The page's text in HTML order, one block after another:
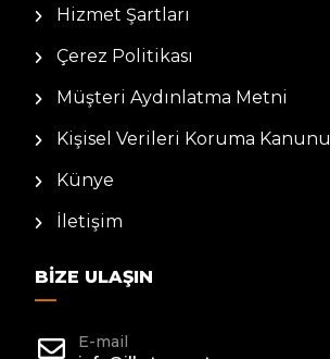
Hizmet Şartları
Çerez Politikası
Müşteri Aydınlatma Metni
Kişisel Verileri Koruma Kanunu
Künye
İletişim
BIZE ULAŞIN
E-mail